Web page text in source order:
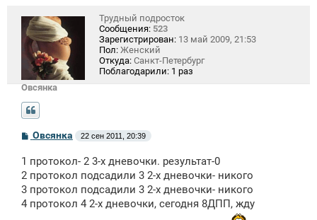
Овсянка
Трудный подросток
Сообщения: 523
Зарегистрирован: 13 май 2009, 21:53
Пол: Женский
Откуда: Санкт-Петербург
Поблагодарили: 1 раз
С
о
б
щ
н
и
Овсянка 22 сен 2011, 20:39
1 протокол- 2 3-х дневочки. результат-0
2 протокол подсадили 3 2-х дневочки- никого
3 протокол подсадили 3 2-х дневочки- никого
4 протокол 4 2-х дневочки, сегодня 8ДПП, жду